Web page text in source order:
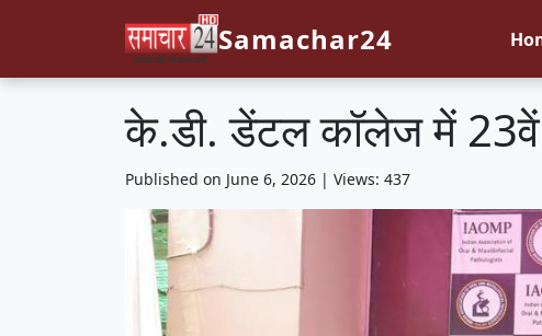
Samachar24
के.डी. डेंटल कॉलेज में 23वें
Published on June 6, 2026 | Views: 437